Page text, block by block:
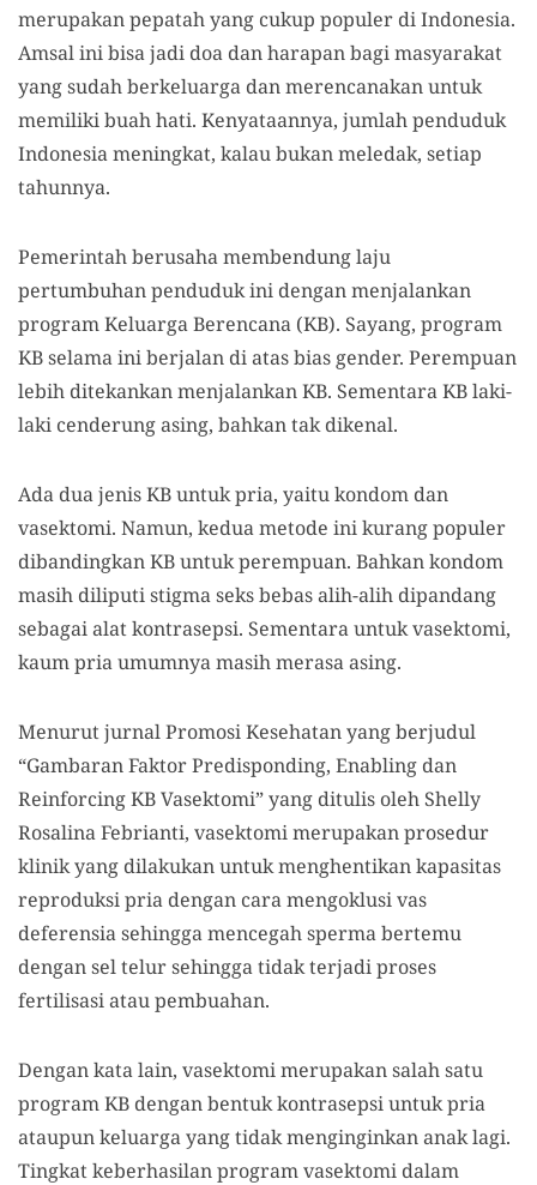
merupakan pepatah yang cukup populer di Indonesia.
Amsal ini bisa jadi doa dan harapan bagi masyarakat
yang sudah berkeluarga dan merencanakan untuk
memiliki buah hati. Kenyataannya, jumlah penduduk
Indonesia meningkat, kalau bukan meledak, setiap
tahunnya.
Pemerintah berusaha membendung laju
pertumbuhan penduduk ini dengan menjalankan
program Keluarga Berencana (KB). Sayang, program
KB selama ini berjalan di atas bias gender. Perempuan
lebih ditekankan menjalankan KB. Sementara KB laki-
laki cenderung asing, bahkan tak dikenal.
Ada dua jenis KB untuk pria, yaitu kondom dan
vasektomi. Namun, kedua metode ini kurang populer
dibandingkan KB untuk perempuan. Bahkan kondom
masih diliputi stigma seks bebas alih-alih dipandang
sebagai alat kontrasepsi. Sementara untuk vasektomi,
kaum pria umumnya masih merasa asing.
Menurut jurnal Promosi Kesehatan yang berjudul
“Gambaran Faktor Predisponding, Enabling dan
Reinforcing KB Vasektomi” yang ditulis oleh Shelly
Rosalina Febrianti, vasektomi merupakan prosedur
klinik yang dilakukan untuk menghentikan kapasitas
reproduksi pria dengan cara mengoklusi vas
deferensia sehingga mencegah sperma bertemu
dengan sel telur sehingga tidak terjadi proses
fertilisasi atau pembuahan.
Dengan kata lain, vasektomi merupakan salah satu
program KB dengan bentuk kontrasepsi untuk pria
ataupun keluarga yang tidak menginginkan anak lagi.
Tingkat keberhasilan program vasektomi dalam